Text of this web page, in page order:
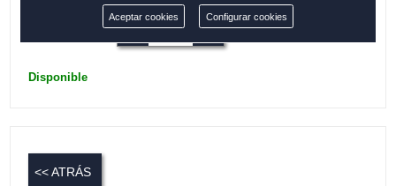
Disponible
<< ATRÁS
Aceptar cookies Configurar cookies